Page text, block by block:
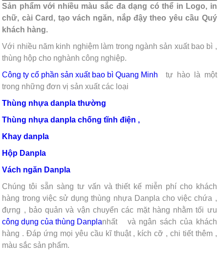
Sản phẩm với nhiều màu sắc đa dạng có thể in Logo, in
chữ, cài Card, tạo vách ngăn, nắp đậy theo yêu cầu Quý
khách hàng.
Với nhiều năm kinh nghiệm làm trong ngành sản xuất bao bì ,
thùng hộp cho nghành công nghiệp.
Công ty cổ phần sản xuất bao bì Quang Minh
tự hào là một
trong những đơn vị sản xuất các loại
Thùng nhựa danpla thường
Thùng nhựa danpla chống tĩnh điện ,
Khay danpla
Hộp Danpla
Vách ngăn Danpla
Chúng tôi sẵn sàng tư vấn và thiết kế miễn phí cho khách
hàng trong việc sử dụng thùng nhựa Danpla cho việc chứa ,
đựng , bảo quản và vận chuyển các mặt hàng nhằm tối ưu
nhất
công dụng của thùng Danpla
và ngân sách của khách
hàng . Đáp ứng mọi yêu cầu kĩ thuật , kích cỡ , chi tiết thêm ,
màu sắc sản phẩm.